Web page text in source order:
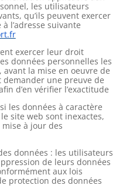
les utilisateurs
qu’ils peuvent exercer
l’adresse suivante
exercer leur droit
données personnelles les
avant la mise en oeuvre de
une preuve de
d’en vérifier l’exactitude
les données à caractère
site web sont inexactes,
à jour des
données : les utilisateurs
de leurs données
aux lois
protection des données